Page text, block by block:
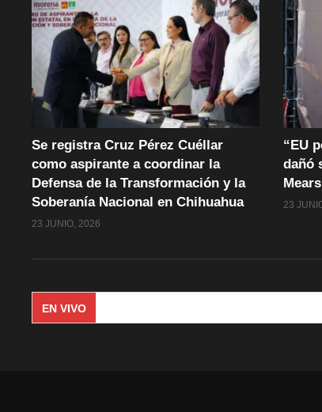
Se registra Cruz Pérez Cuéllar
como aspirante a coordinar la
Defensa de la Transformación y la
Soberanía Nacional en Chihuahua
23 JUNIO, 2026
“EU
dañó
23
EN VIVO